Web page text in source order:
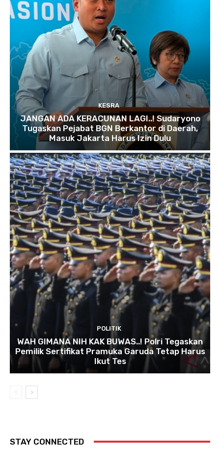
KESRA
JANGAN ADA KERACUNAN LAGI..! Sudaryono
Tugaskan Pejabat BGN Berkantor di Daerah,
Masuk Jakarta Harus Izin Dulu
POLITIK
WAH GIMANA NIH KAK BUWAS..! Polri Tegaskan
Pemilik Sertifikat Pramuka Garuda Tetap Harus
Ikut Tes
STAY CONNECTED